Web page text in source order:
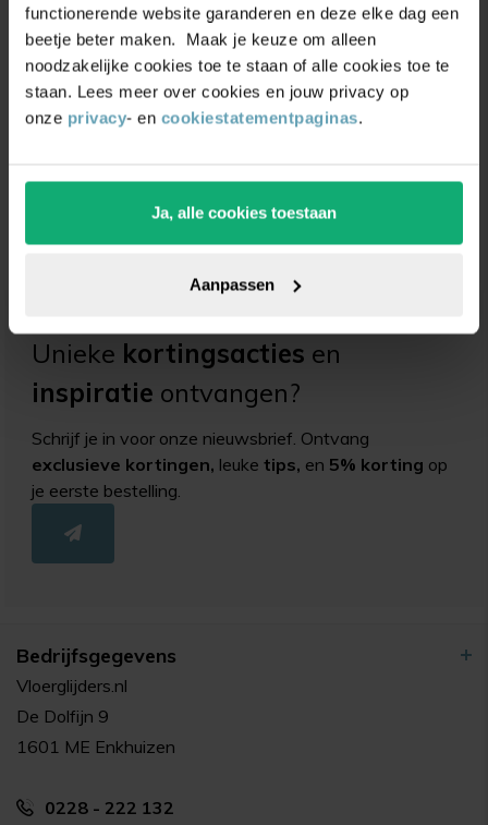
functionerende website garanderen en deze elke dag een
beetje beter maken. Maak je keuze om alleen
noodzakelijke cookies toe te staan of alle cookies toe te
staan. Lees meer over cookies en jouw privacy op
onze privacy- en cookiestatementpaginas.
Ja, alle cookies toestaan
Aanpassen
Unieke kortingsacties en
inspiratie ontvangen?
Schrijf je in voor onze nieuwsbrief. Ontvang
exclusieve kortingen, leuketips, en 5% korting op
je eerste bestelling.
Bedrijfsgegevens
Vloerglijders.nl
De Dolfijn 9
1601 ME Enkhuizen
0228 - 222 132